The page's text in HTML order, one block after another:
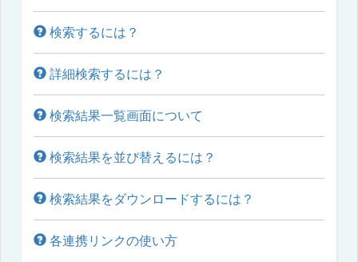
検索するには？
詳細検索するには？
検索結果一覧画面について
検索結果を並び替えるには？
検索結果をダウンロードするには？
各連携リンクの使い方